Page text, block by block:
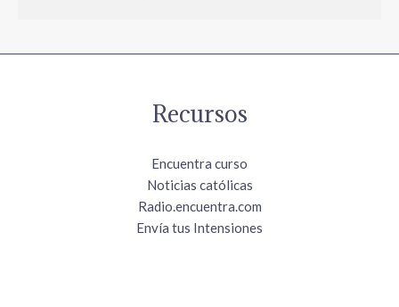
Recursos
Encuentra curso
Noticias católicas
Radio.encuentra.com
Envía tus Intensiones